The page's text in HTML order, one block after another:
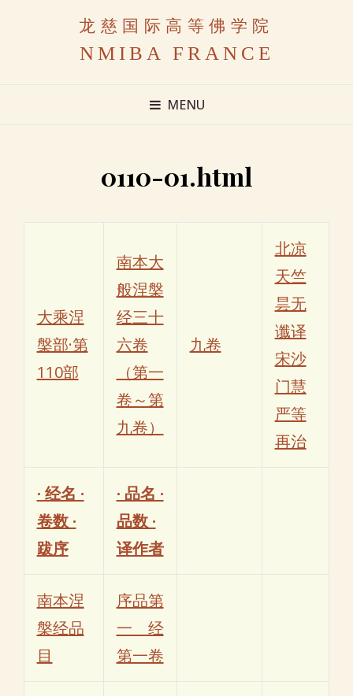
龙慈国际高等佛学院
NMIBA FRANCE
MENU
0110-01.html
大乘涅
槃部·第
110部
南本大
般涅槃
经三十
六卷
（第一
卷～第
九卷）
九卷
北凉
天竺
昙无
谶译
宋沙
门慧
严等
再治
· 经名 ·
卷数 ·
跋序
· 品名 ·
品数 ·
译作者
南本涅
槃经品
目
序品第
一 经
第一卷